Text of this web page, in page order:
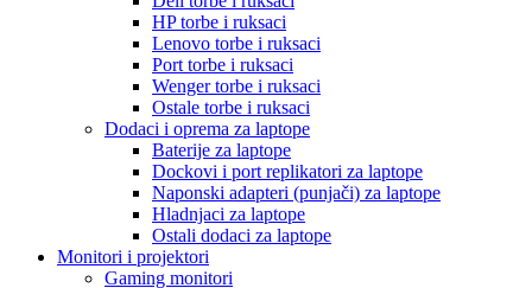
HP torbe i ruksaci
Lenovo torbe i ruksaci
Port torbe i ruksaci
Wenger torbe i ruksaci
Ostale torbe i ruksaci
Dodaci i oprema za laptope
Baterije za laptope
Dockovi i port replikatori za laptope
Naponski adapteri (punjači) za laptope
Hladnjaci za laptope
Ostali dodaci za laptope
Monitori i projektori
Gaming monitori